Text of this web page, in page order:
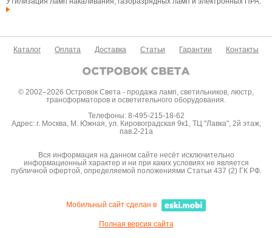
Каталог Оплата Доставка Статьи Гарантии Контакты
© 2002–2026 Островок Света - продажа ламп, светильников, люстр,
трансформаторов и осветительного оборудования.
Телефоны: 8-495-215-18-62
Адрес: г. Москва, М. Южная, ул. Кировоградская 9к1, ТЦ "Лавка", 2й этаж,
пав.2-21а
Вся информация на данном сайте несёт исключительно
информационный характер и ни при каких условиях не является
публичной офертой, определяемой положениями Статьи 437 (2) ГК РФ.
Мобильный сайт сделан в
Полная версия сайта